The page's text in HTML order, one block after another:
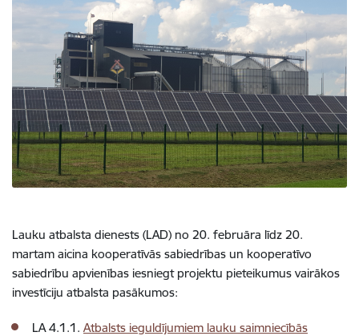
Lauku atbalsta dienests (LAD) no 20. februāra līdz 20.
martam aicina kooperatīvās sabiedrības un kooperatīvo
sabiedrību apvienības iesniegt projektu pieteikumus vairākos
investīciju atbalsta pasākumos:
LA 4.1.1. Atbalsts ieguldījumiem lauku saimniecībās